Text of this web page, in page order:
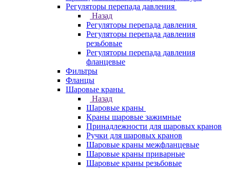
Регуляторы перепада давления
Назад
Регуляторы перепада давления
Регуляторы перепада давления
резьбовые
Регуляторы перепада давления
фланцевые
Фильтры
Фланцы
Шаровые краны
Назад
Шаровые краны
Краны шаровые зажимные
Принадлежности для шаровых кранов
Ручки для шаровых кранов
Шаровые краны межфланцевые
Шаровые краны приварные
Шаровые краны резьбовые